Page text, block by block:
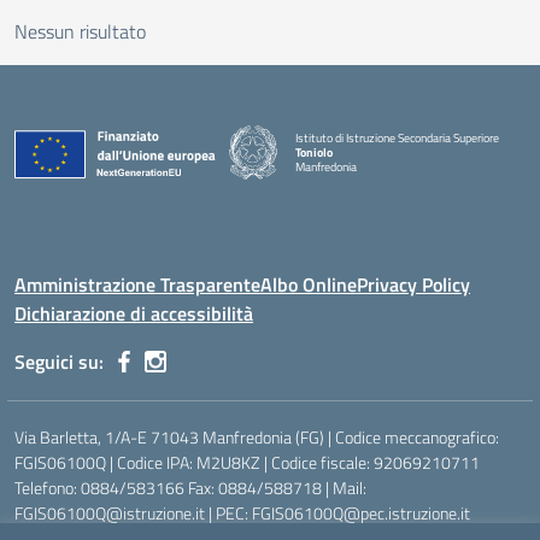
Nessun risultato
Istituto di Istruzione Secondaria Superiore
Toniolo
Manfredonia
Amministrazione TrasparenteAlbo OnlinePrivacy Policy
Dichiarazione di accessibilità
Seguici su:
Via Barletta, 1/A-E 71043 Manfredonia (FG) | Codice meccanografico:
FGIS06100Q | Codice IPA: M2U8KZ | Codice fiscale: 92069210711
Telefono: 0884/583166 Fax: 0884/588718 | Mail:
FGIS06100Q@istruzione.it | PEC: FGIS06100Q@pec.istruzione.it